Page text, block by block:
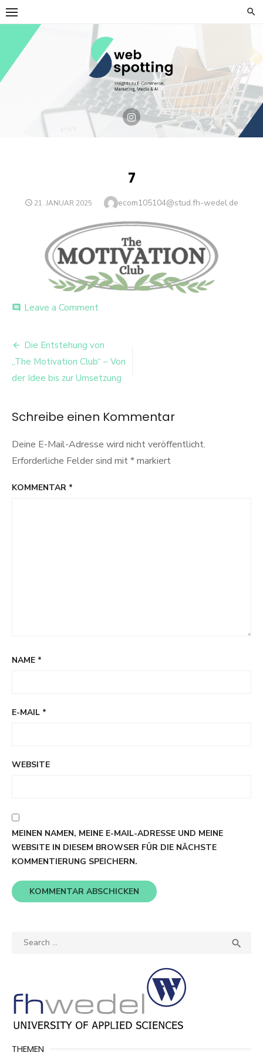
Skip
to
content
7
POSTED
21. JANUAR 2025 Author
ecom105104@stud.fh-wedel.de
comment Leave a Commenton
Beitrags-
Navigation
Die Entstehung von
„The Motivation Club“ – Von
der Idee bis zur Umsetzung
Schreibe einen Kommentar
Deine E-Mail-Adresse wird nicht veröffentlicht.
Erforderliche Felder sind mit*markiert
KOMMENTAR *
NAME *
E-MAIL *
WEBSITE
MEINEN NAMEN, MEINE E-MAIL-ADRESSE UND MEINE
WEBSITE IN DIESEM BROWSER FÜR DIE NÄCHSTE
KOMMENTIERUNG SPEICHERN.
Search

THEMEN